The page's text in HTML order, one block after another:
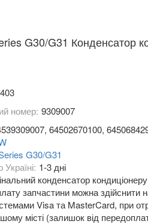
G30/G31 Конденсатор
номер: 9309007
64502670100,
G30/G31
1-3 дні
конденсатор
запчастини можна здійснити
Visa та MasterCard, при
місті (залишок від